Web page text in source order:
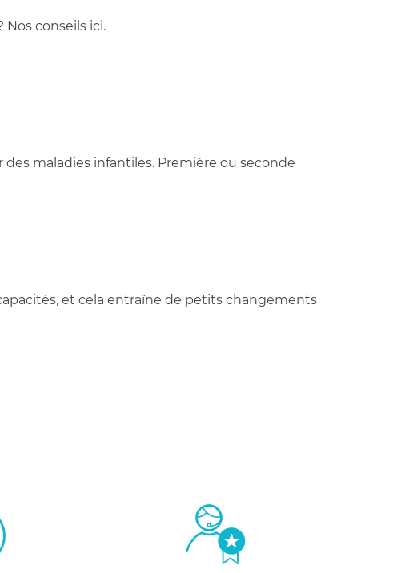
conseils ici.
maladies infantiles. Première ou seconde
et cela entraîne de petits changements